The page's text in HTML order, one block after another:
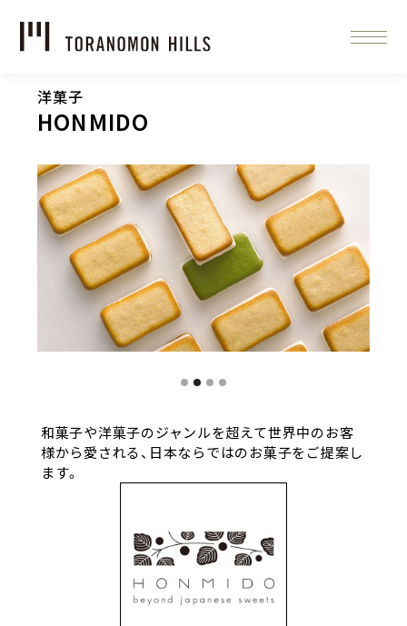
洋菓子
HONMIDO
和菓子や洋菓子のジャンルを超えて世界中のお客
様から愛される、日本ならではのお菓子をご提案し
ます。